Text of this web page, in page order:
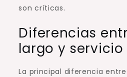
son críticas.
Diferencias
largo y
La principal diferencia